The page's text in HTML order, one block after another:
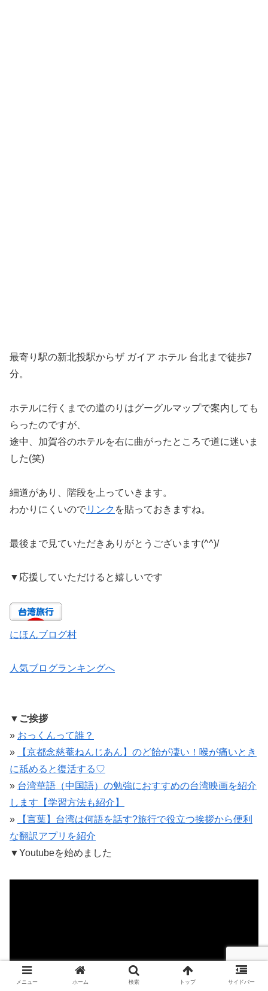
最寄り駅の新北投駅からザ ガイア ホテル 台北まで徒歩7
分。
ホテルに行くまでの道のりはグーグルマップで案内しても
らったのですが、
途中、加賀谷のホテルを右に曲がったところで道に迷いま
した(笑)
細道があり、階段を上っていきます。
わかりにくいのでリンク を貼っておきますね。
最後まで見ていただきありがとうございます(^^)/
▼ 応援していただけると嬉しいです
にほんブログ村
人気ブログランキングへ
▼ご挨拶
» おっくんって誰？
»
【京都念慈菴ねんじあん】のど飴が凄い！喉が痛いとき
に舐めると復活する♡
» 台湾華語（中国語）の勉強におすすめの台湾映画を紹介
します【学習方法も紹介】
»
【言葉】台湾は何語を話す?旅行で役立つ挨拶から便利
な翻訳アプリを紹介
▼Youtubeを始めました
メニュー ホーム 検索 トップ サイドバー